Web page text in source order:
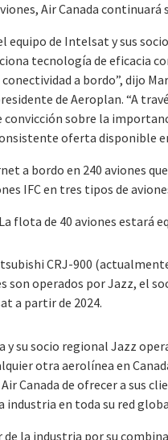
Air Canada continuará
equipo de Intelsat y sus
tecnología de eficacia
a bordo”, dijo
de Aeroplan. “A
sobre la
oferta disponible
bordo en 240 aviones que
IFC en tres tipos de
flota de 40 aviones estará
CRJ-900
son operados por Jazz, el
a partir de 2024.
y su socio regional Jazz
otra aerolínea en
Canada de ofrecer a sus
en toda su red
la industria por su